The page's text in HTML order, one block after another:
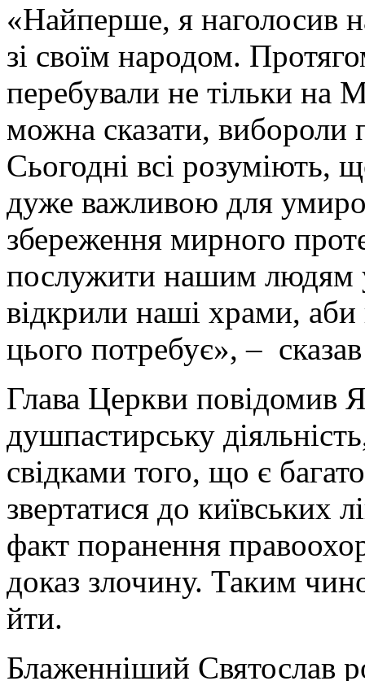
«Найперше, я наголосив
зі своїм народом.
перебували не тільки
можна сказати, вибороли
Сьогодні всі розуміють,
дуже важливою для
збереження мирного
послужити нашим людям
відкрили наші храми, аби
цього потребує», –
Глава Церкви повідомив
душпастирську
свідками того, що є
звертатися до київських
факт поранення
доказ злочину. Таким
йти.
Блаженніший Святослав